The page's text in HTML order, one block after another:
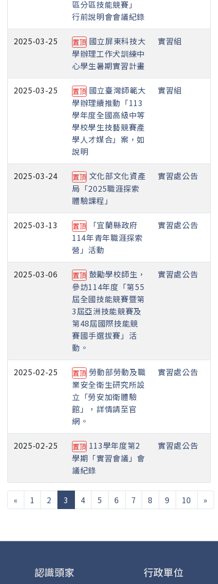
區分區技能競賽」
行前說明會會議紀錄
2025-03-25 置頂 國立屏東科技大
學辦理工作犬訓練中
心學生暑期實習計畫
實習組
2025-03-25 置頂 國立臺灣師範大
學辦理續推動「113
學年度全國高級中等
學校學生技藝競賽產
學人才媒合」案，如
說明
實習組
2025-03-24 置頂 文化部文化資產
局「2025職涯探索
體驗課程」
實習處公告
2025-03-13 置頂
「宜蘭縣政府
114年青年職涯探索
營」活動
實習處公告
2025-03-06 置頂 鼓勵學校師生，
參訪114年度「第55
屆全國技能競賽暨第
3屆亞洲技能競賽及
第48屆國際技能競
賽國手選拔賽」活
動。
實習處公告
2025-02-25 置頂 勞動部勞動及職
業安全衛生研究所設
立「勞安加衛體驗
館」，詳情請至官
網。
實習處公告
2025-02-25 置頂 113學年度第2
學期「實習會議」會
議紀錄
實習處公告
« 1 2 3 (current)
4 5 6 7 8 9 10 »
認識頭家 行政單位